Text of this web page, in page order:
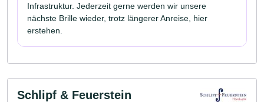
Infrastruktur. Jederzeit gerne werden wir unsere
nächste Brille wieder, trotz längerer Anreise, hier
erstehen.
Schlipf & Feuerstein